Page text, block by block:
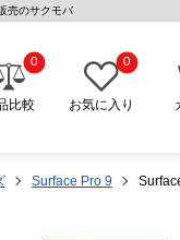
売のサクモバ
比較
0
お気に入り
0
Surface Pro 9